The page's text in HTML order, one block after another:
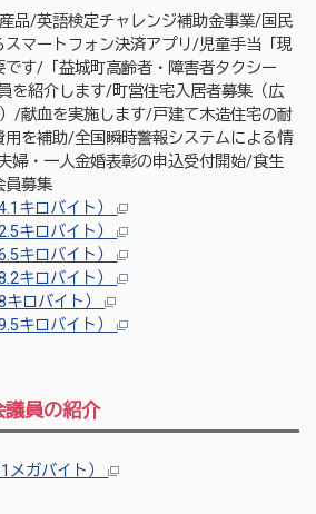
品/英語検定チャレンジ補助金事業/国民
マートフォン決済アプリ/児童手当「現
す/「益城町高齢者・障害者タクシー
を紹介します/町営住宅入居者募集（広
/献血を実施します/戸建て木造住宅の耐
用を補助/全国瞬時警報システムによる情
婦・一人金婚表彰の申込受付開始/食生
員募集
キロバイト）
キロバイト）
キロバイト）
キロバイト）
キロバイト）
キロバイト）
員の紹介
メガバイト）